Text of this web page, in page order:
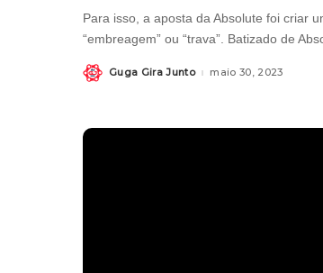
Para isso, a aposta da Absolute foi criar
“embreagem” ou “trava”. Batizado de
Guga Gira Junto maio 30, 2023